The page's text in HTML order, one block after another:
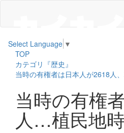
Select Language ▼
TOP
カテゴリ『歴史』
当時の有権者は日本人が2618人
当時の有権
人…植民地